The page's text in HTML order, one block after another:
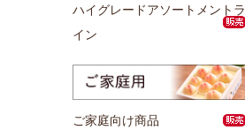
ハイグレードアソートメントラ
イン
ご家庭向け商品